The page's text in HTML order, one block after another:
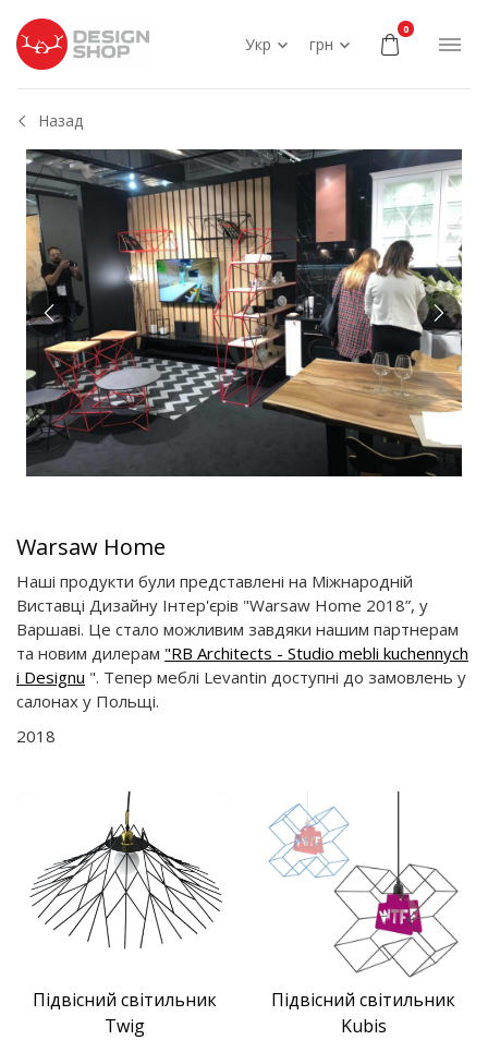
Укр грн
0
Назад
Warsaw Home
Наші продукти були представлені на Міжнародній
Виставці Дизайну Інтер'єрів "Warsaw Home 2018”, у
Варшаві. Це стало можливим завдяки нашим партнерам
та новим дилерам "RB Architects - Studio mebli kuchennych
i Designu ". Тепер меблі Levantin доступні до замовлень у
салонах у Польщі.
2018
Підвісний світильник
Twig
Підвісний світильник
Kubis